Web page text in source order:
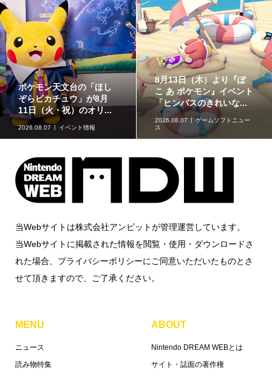
ポケモンキャンディボト
ル ～リザードン・ギャラ
ドス・カイリュー～が...
2026.08.07 グッズ情報
8月7日より「N響×ポケモ
ン ぬいぐるみ ピカチュ
ウ」がポケモンセンタ...
2026.08.07 グッズ情報
当Webサイトは株式会社アンビットが管理運営しています。
当Webサイトに掲載された情報を閲覧・使用・ダウンロードさ
れた場合、プライバシーポリシーにご同意いただいたものとさ
せて頂きますので、ご了承ください。
MENU
ニュース
読み物特集
ABOUT
Nintendo DREAM WEBとは
サイト・誌面の著作権